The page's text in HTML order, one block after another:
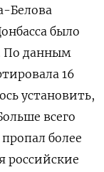
Белова
было
По данным
16
установить,
всего
более
российские